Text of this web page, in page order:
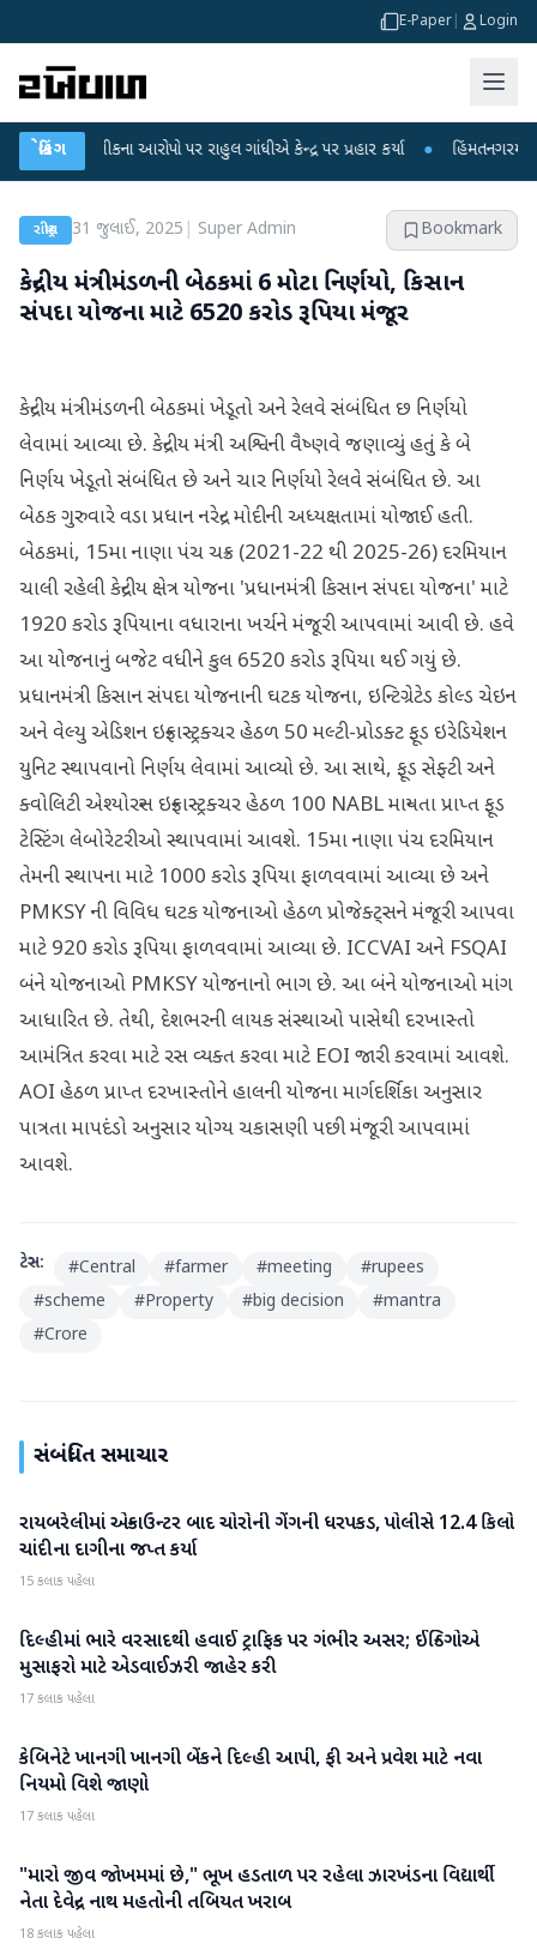
E-Paper Login
બ્રેકિંગ
લીકના આરોપો પર રાહુલ ગાંધીએ કેન્દ્ર પર પ્રહાર કર્યા ● હિંમતનગરમાં રહસ્યમય
રાષ્ટ્રીય 31 જુલાઈ, 2025 Super Admin Bookmark
કેન્દ્રીય મંત્રીમંડળની બેઠકમાં 6 મોટા નિર્ણયો, કિસાન
સંપદા યોજના માટે 6520 કરોડ રૂપિયા મંજૂર
કેન્દ્રીય મંત્રીમંડળની બેઠકમાં ખેડૂતો અને રેલવે સંબંધિત છ નિર્ણયો
લેવામાં આવ્યા છે. કેન્દ્રીય મંત્રી અશ્વિની વૈષ્ણવે જણાવ્યું હતું કે બે
નિર્ણય ખેડૂતો સંબંધિત છે અને ચાર નિર્ણયો રેલવે સંબંધિત છે. આ
બેઠક ગુરુવારે વડા પ્રધાન નરેન્દ્ર મોદીની અધ્યક્ષતામાં યોજાઈ હતી.
બેઠકમાં, 15મા નાણા પંચ ચક્ર (2021-22 થી 2025-26) દરમિયાન
ચાલી રહેલી કેન્દ્રીય ક્ષેત્ર યોજના 'પ્રધાનમંત્રી કિસાન સંપદા યોજના' માટે
1920 કરોડ રૂપિયાના વધારાના ખર્ચને મંજૂરી આપવામાં આવી છે. હવે
આ યોજનાનું બજેટ વધીને કુલ 6520 કરોડ રૂપિયા થઈ ગયું છે.
પ્રધાનમંત્રી કિસાન સંપદા યોજનાની ઘટક યોજના, ઇન્ટિગ્રેટેડ કોલ્ડ ચેઇન
અને વેલ્યુ એડિશન ઇન્ફ્રાસ્ટ્રક્ચર હેઠળ 50 મલ્ટી-પ્રોડક્ટ ફૂડ ઇરેડિયેશન
યુનિટ સ્થાપવાનો નિર્ણય લેવામાં આવ્યો છે. આ સાથે, ફૂડ સેફ્ટી અને
ક્વોલિટી એશ્યોરન્સ ઇન્ફ્રાસ્ટ્રક્ચર હેઠળ 100 NABL માન્યતા પ્રાપ્ત ફૂડ
ટેસ્ટિંગ લેબોરેટરીઓ સ્થાપવામાં આવશે. 15મા નાણા પંચ દરમિયાન
તેમની સ્થાપના માટે 1000 કરોડ રૂપિયા ફાળવવામાં આવ્યા છે અને
PMKSY ની વિવિધ ઘટક યોજનાઓ હેઠળ પ્રોજેક્ટ્સને મંજૂરી આપવા
માટે 920 કરોડ રૂપિયા ફાળવવામાં આવ્યા છે. ICCVAI અને FSQAI
બંને યોજનાઓ PMKSY યોજનાનો ભાગ છે. આ બંને યોજનાઓ માંગ
આધારિત છે. તેથી, દેશભરની લાયક સંસ્થાઓ પાસેથી દરખાસ્તો
આમંત્રિત કરવા માટે રસ વ્યક્ત કરવા માટે EOI જારી કરવામાં આવશે.
AOI હેઠળ પ્રાપ્ત દરખાસ્તોને હાલની યોજના માર્ગદર્શિકા અનુસાર
પાત્રતા માપદંડો અનુસાર યોગ્ય ચકાસણી પછી મંજૂરી આપવામાં
આવશે.
ટેગ્સ: #Central #farmer #meeting #rupees
#scheme #Property #big decision #mantra
#Crore
સંબંધિત સમાચાર
રાષ્ટ્રીય
રાયબરેલીમાં એન્કાઉન્ટર બાદ ચોરોની ગેંગની ધરપકડ, પોલીસે 12.4 કિલો
ચાંદીના દાગીના જપ્ત કર્યા
15 કલાક પહેલા
રાષ્ટ્રીય
દિલ્હીમાં ભારે વરસાદથી હવાઈ ટ્રાફિક પર ગંભીર અસર; ઈન્ડિગોએ
મુસાફરો માટે એડવાઈઝરી જાહેર કરી
17 કલાક પહેલા
રાષ્ટ્રીય
કેબિનેટે ખાનગી ખાનગી બેંકને દિલ્હી આપી, ફી અને પ્રવેશ માટે નવા
નિયમો વિશે જાણો
17 કલાક પહેલા
રાષ્ટ્રીય
"મારો જીવ જોખમમાં છે," ભૂખ હડતાળ પર રહેલા ઝારખંડના વિદ્યાર્થી
નેતા દેવેન્દ્ર નાથ મહતોની તબિયત ખરાબ
18 કલાક પહેલા